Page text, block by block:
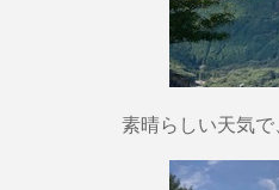
素晴らしい天気で